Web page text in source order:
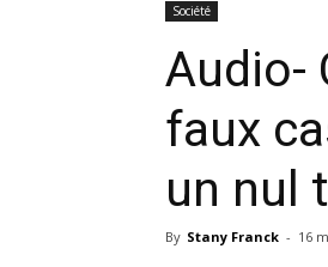
Société
Audio-
faux
un nul
By Stany Franck - 16